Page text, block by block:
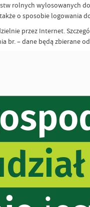
rolnych wylosowanych
o sposobie
przez Internet.
br. – dane będą zbierane